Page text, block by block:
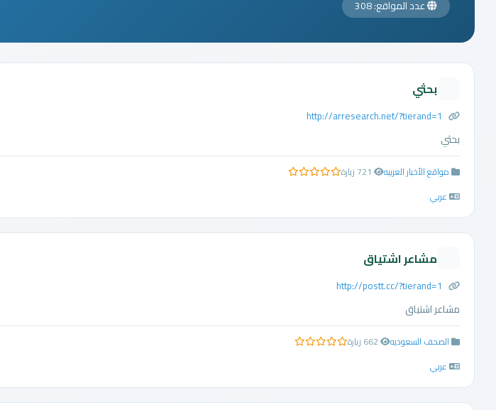
عدد المواقع: 308
بحثي
http://arresearch.net/?tierand=1
بحثي
مواقع الأخبار العربيه 0.0 من 5 نجوم
عربي
مشاعر اشتياق
http://postt.cc/?tierand=1
مشاعر اشتياق
الصحف السعوديه 0.0 من 5 نجوم
عربي